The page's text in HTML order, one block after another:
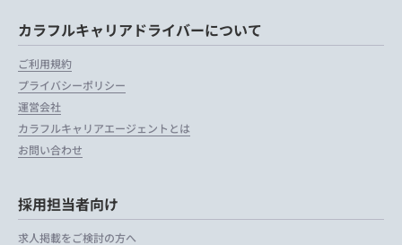
カラフルキャリアドライバーについて
ご利用規約
プライバシーポリシー
運営会社
カラフルキャリアエージェントとは
お問い合わせ
採用担当者向け
求人掲載をご検討の方へ